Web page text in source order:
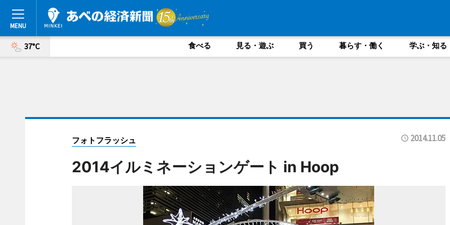
37°C 食べる 見る・遊ぶ 買う 暮らす・働く 学ぶ・知る
フォトフラッシュ 2014.11.05
2014イルミネーションゲート in Hoop